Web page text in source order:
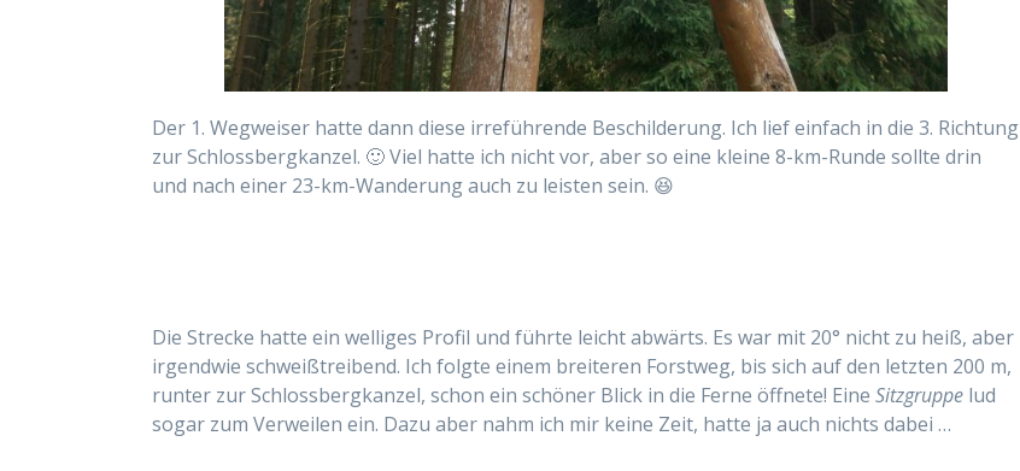
Der 1. Wegweiser hatte dann diese irreführende Beschilderung. Ich lief einfach in die 3. Richtung
zur Schlossbergkanzel. 🙂 Viel hatte ich nicht vor, aber so eine kleine 8-km-Runde sollte drin
und nach einer 23-km-Wanderung auch zu leisten sein. 😆
Die Strecke hatte ein welliges Profil und führte leicht abwärts. Es war mit 20° nicht zu heiß, aber
irgendwie schweißtreibend. Ich folgte einem breiteren Forstweg, bis sich auf den letzten 200 m,
runter zur Schlossbergkanzel, schon ein schöner Blick in die Ferne öffnete! Eine Sitzgruppe lud
sogar zum Verweilen ein. Dazu aber nahm ich mir keine Zeit, hatte ja auch nichts dabei …